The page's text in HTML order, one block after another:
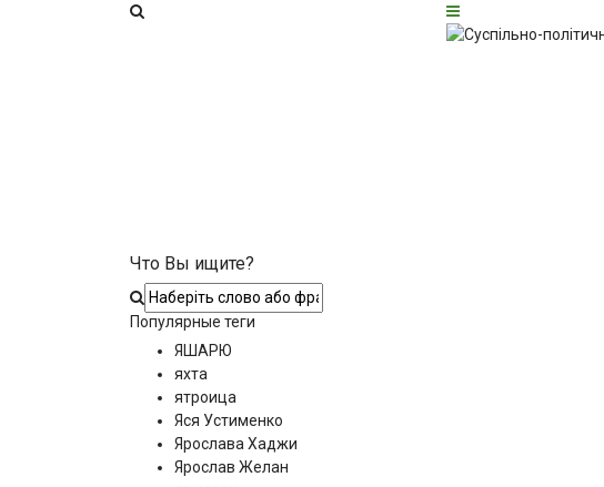
Что Вы ищите?
Популярные теги
ЯШАРЮ
яхта
ятроица
Яся Устименко
Ярослава Хаджи
Ярослав Желан